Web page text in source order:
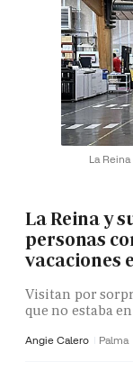
La
La Reina y
personas
vacaciones
Visitan por
que no estaba
Angie Calero Palma